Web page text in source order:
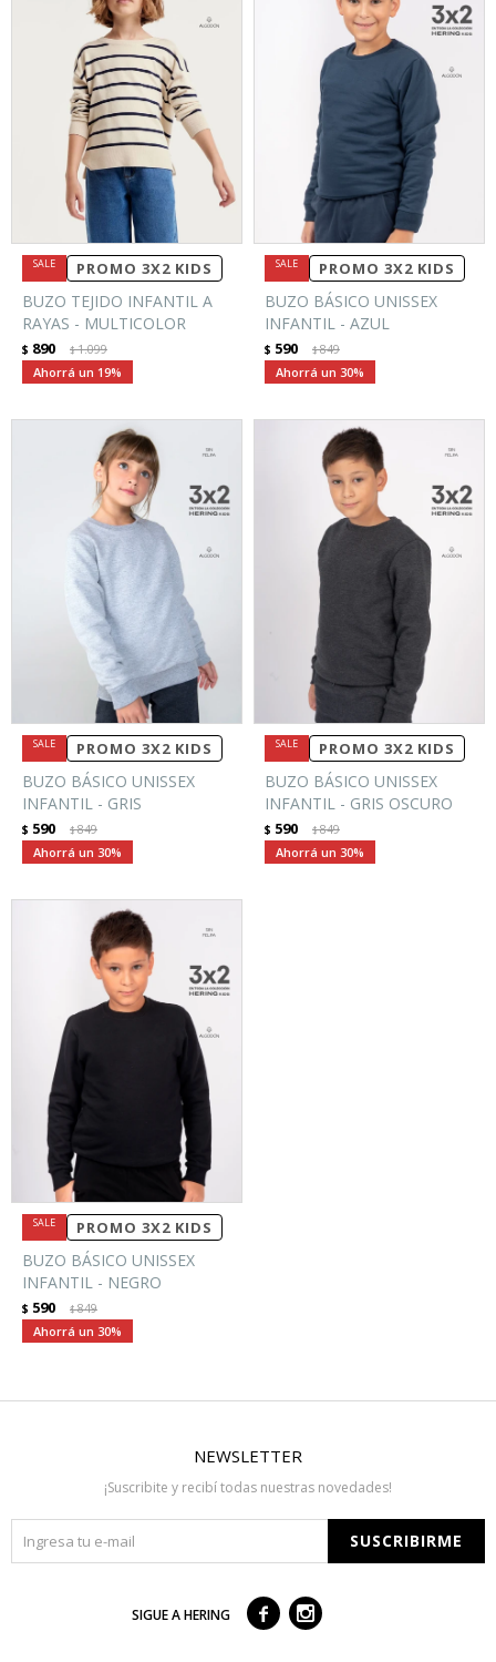
PROMO 3X2 KIDS
BUZO TEJIDO INFANTIL A
RAYAS - MULTICOLOR
$ 890 $1.099
19
PROMO 3X2 KIDS
BUZO BÁSICO UNISSEX
INFANTIL - AZUL
$ 590 $849
30
PROMO 3X2 KIDS
BUZO BÁSICO UNISSEX
INFANTIL - GRIS
$ 590 $849
30
PROMO 3X2 KIDS
BUZO BÁSICO UNISSEX
INFANTIL - GRIS OSCURO
$ 590 $849
30
PROMO 3X2 KIDS
BUZO BÁSICO UNISSEX
INFANTIL - NEGRO
$ 590 $849
30
NEWSLETTER
¡Suscribite y recibí todas nuestras novedades!
SUSCRIBIRME
SIGUE A HERING  